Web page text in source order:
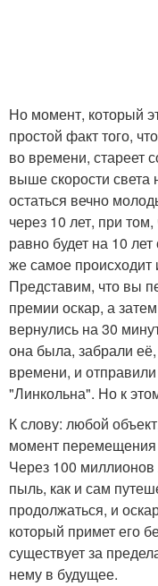
Но момент, который
простой факт того,
во времени, стареет
выше скорости света
остаться вечно
через 10 лет, при
равно будет на 10
же самое
Представим, что вы
премии оскар, а
вернулись на 30
она была, забрали
времени, и
"Линкольна". Но к
К слову: любой
момент перемещения
Через 100 миллионов
пыль, как и сам
продолжаться, и
который примет его
существует за
нему в будущее.